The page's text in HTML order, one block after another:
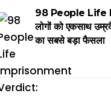
98 People Life
लोगों को एकसाथ
का सबसे बड़ा फैसला